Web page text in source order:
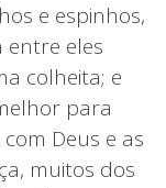
e espinhos,
entre eles
colheita; e
para
Deus e as
muitos dos